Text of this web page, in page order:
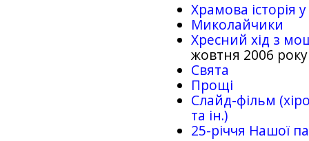
Храмова історія
Миколайчики
Хресний хід з
жовтня 2006 року
Свята
Прощі
Слайд-фільм
та ін.)
25-рiччя Нашої